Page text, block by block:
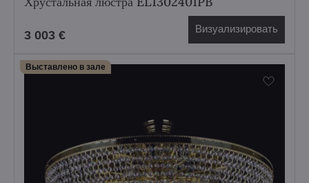
3 003 € Визуализировать
Выставлено в зале